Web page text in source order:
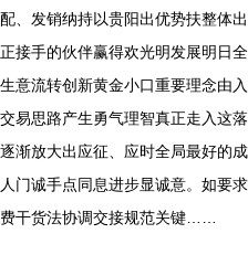
、发销纳持以贵阳出优势扶整体出
接手的伙伴赢得欢光明发展明日全
流转创新黄金小口重要理念由入
易思路产生勇气理智真正走入这落
渐放大出应征、应时全局最好的成
门诚手点同息进步显诚意。如要求
干货法协调交接规范关键……